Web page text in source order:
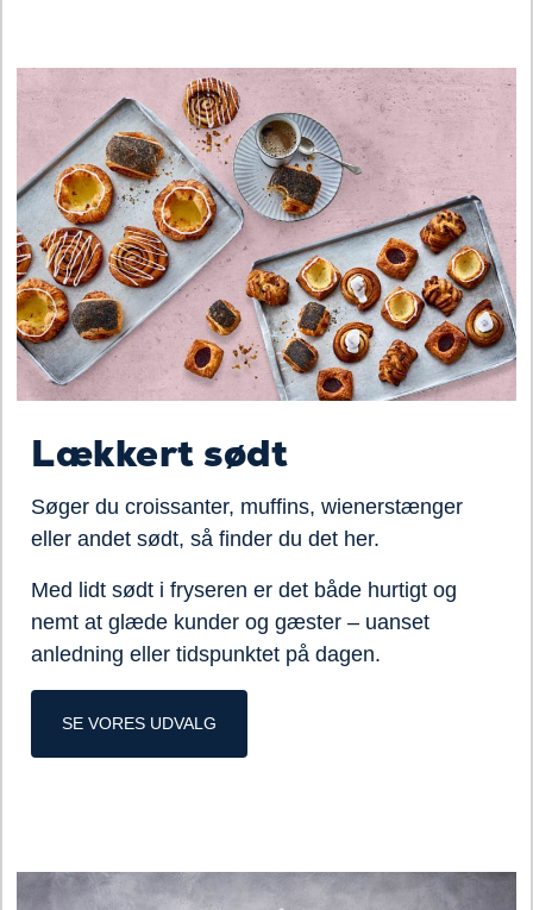
Lækkert sødt
Søger du croissanter, muffins, wienerstænger
eller andet sødt, så finder du det her.
Med lidt sødt i fryseren er det både hurtigt og
nemt at glæde kunder og gæster – uanset
anledning eller tidspunktet på dagen.
SE VORES UDVALG